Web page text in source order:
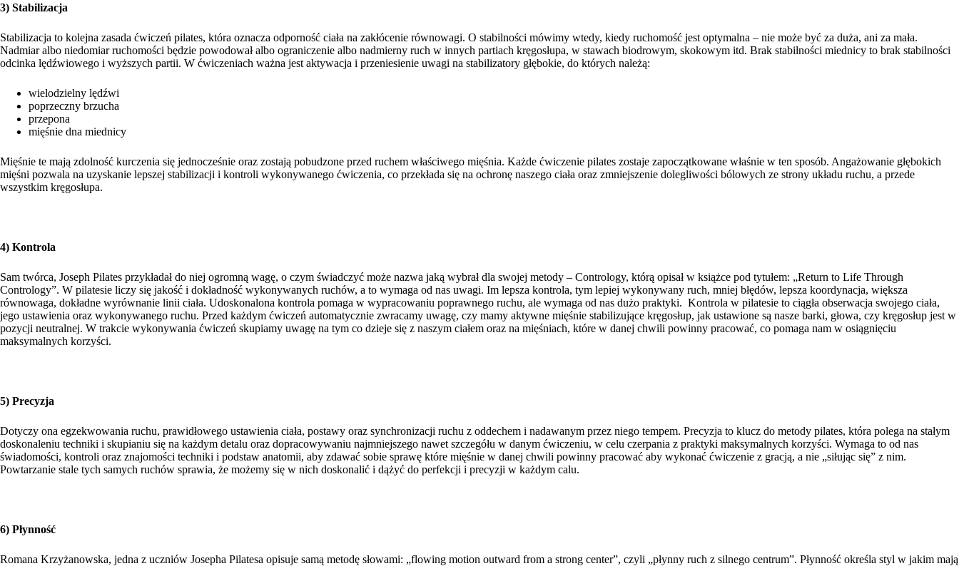
3) Stabilizacja
Stabilizacja to kolejna zasada ćwiczeń pilates, która oznacza odporność ciała na zakłócenie równowagi. O stabilności mówimy wtedy, kiedy ruchomość jest optymalna – nie może być za duża, ani za mała.
Nadmiar albo niedomiar ruchomości będzie powodował albo ograniczenie albo nadmierny ruch w innych partiach kręgosłupa, w stawach biodrowym, skokowym itd. Brak stabilności miednicy to brak stabilności
odcinka lędźwiowego i wyższych partii. W ćwiczeniach ważna jest aktywacja i przeniesienie uwagi na stabilizatory głębokie, do których należą:
wielodzielny lędźwi
poprzeczny brzucha
przepona
mięśnie dna miednicy
Mięśnie te mają zdolność kurczenia się jednocześnie oraz zostają pobudzone przed ruchem właściwego mięśnia. Każde ćwiczenie pilates zostaje zapoczątkowane właśnie w ten sposób. Angażowanie głębokich
mięśni pozwala na uzyskanie lepszej stabilizacji i kontroli wykonywanego ćwiczenia, co przekłada się na ochronę naszego ciała oraz zmniejszenie dolegliwości bólowych ze strony układu ruchu, a przede
wszystkim kręgosłupa.
4) Kontrola
Sam twórca, Joseph Pilates przykładał do niej ogromną wagę, o czym świadczyć może nazwa jaką wybrał dla swojej metody – Contrology, którą opisał w książce pod tytułem: „Return to Life Through
Contrology”. W pilatesie liczy się jakość i dokładność wykonywanych ruchów, a to wymaga od nas uwagi. Im lepsza kontrola, tym lepiej wykonywany ruch, mniej błędów, lepsza koordynacja, większa
równowaga, dokładne wyrównanie linii ciała. Udoskonalona kontrola pomaga w wypracowaniu poprawnego ruchu, ale wymaga od nas dużo praktyki. Kontrola w pilatesie to ciągła obserwacja swojego ciała,
jego ustawienia oraz wykonywanego ruchu. Przed każdym ćwiczeń automatycznie zwracamy uwagę, czy mamy aktywne mięśnie stabilizujące kręgosłup, jak ustawione są nasze barki, głowa, czy kręgosłup jest w
pozycji neutralnej. W trakcie wykonywania ćwiczeń skupiamy uwagę na tym co dzieje się z naszym ciałem oraz na mięśniach, które w danej chwili powinny pracować, co pomaga nam w osiągnięciu
maksymalnych korzyści.
5) Precyzja
Dotyczy ona egzekwowania ruchu, prawidłowego ustawienia ciała, postawy oraz synchronizacji ruchu z oddechem i nadawanym przez niego tempem. Precyzja to klucz do metody pilates, która polega na stałym
doskonaleniu techniki i skupianiu się na każdym detalu oraz dopracowywaniu najmniejszego nawet szczegółu w danym ćwiczeniu, w celu czerpania z praktyki maksymalnych korzyści. Wymaga to od nas
świadomości, kontroli oraz znajomości techniki i podstaw anatomii, aby zdawać sobie sprawę które mięśnie w danej chwili powinny pracować aby wykonać ćwiczenie z gracją, a nie „siłując się” z nim.
Powtarzanie stale tych samych ruchów sprawia, że możemy się w nich doskonalić i dążyć do perfekcji i precyzji w każdym calu.
6) Płynność
Romana Krzyżanowska, jedna z uczniów Josepha Pilatesa opisuje samą metodę słowami: „flowing motion outward from a strong center”, czyli „płynny ruch z silnego centrum”. Płynność określa styl w jakim mają